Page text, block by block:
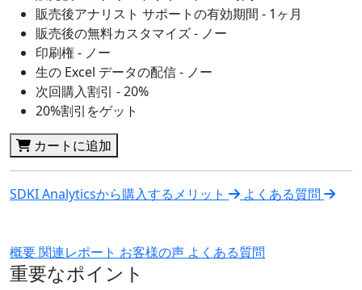
販売後アナリスト サポートの有効期間 - 1ヶ月
販売後の無料カスタマイズ - ノー
印刷権 - ノー
生の Excel データの配信 - ノー
次回購入割引 - 20%
20%割引をゲット
カートに追加
SDKI Analyticsから購入するメリット よくある質問
概要関連レポート お客様の声 よくある質問
重要なポイント